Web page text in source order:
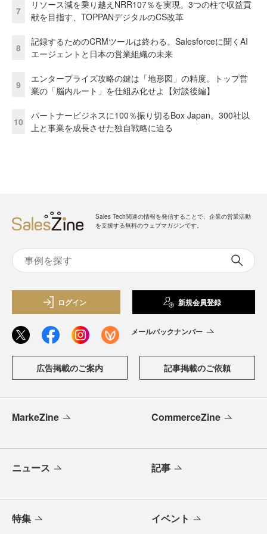
7
リソース減を乗り越えNRR107％を実現。3つの柱で収益貢
献を目指す、TOPPANデジタルのCS改革
8
記録するためのCRMツールは終わる。Salesforceに聞くAI
エージェントと日本の営業組織の未来
9
エンタープライズ攻略の鍵は「地形図」の精度。トップ営
業の「脳内ルート」を仕組み化せよ【対談後編】
10
パートナービジネスに100％振り切るBox Japan。300社以
上と事業を成長させた独自戦略に迫る
Sales Tech関連の情報を発信することで、企業の営業活動
を支援する無料のウェブマガジンです。
ログイン 新規会員登録
メールバックナンバー
広告掲載のご案内 記事掲載のご依頼
MarkeZine CommerceZine
ニュース 記事
特集 イベント